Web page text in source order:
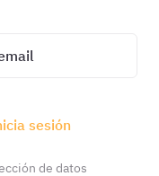
sesión
de datos